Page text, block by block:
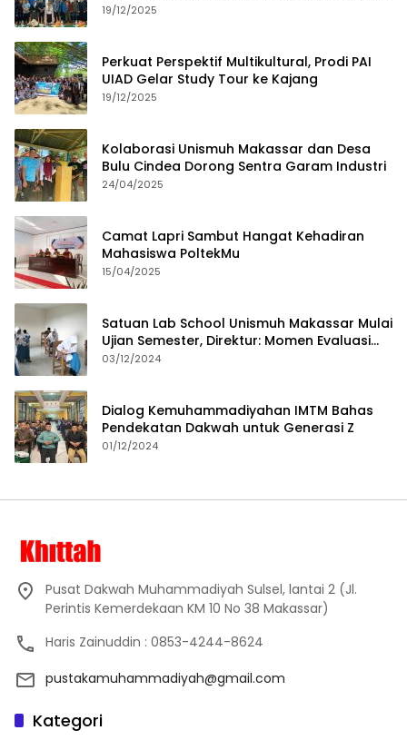
dan Budaya Lokal
19/12/2025
Perkuat Perspektif Multikultural, Prodi PAI
UIAD Gelar Study Tour ke Kajang
19/12/2025
Kolaborasi Unismuh Makassar dan Desa
Bulu Cindea Dorong Sentra Garam Industri
24/04/2025
Camat Lapri Sambut Hangat Kehadiran
Mahasiswa PoltekMu
15/04/2025
Satuan Lab School Unismuh Makassar Mulai
Ujian Semester, Direktur: Momen Evaluasi
Proses Pembelajaran
03/12/2024
Dialog Kemuhammadiyahan IMTM Bahas
Pendekatan Dakwah untuk Generasi Z
01/12/2024
Pusat Dakwah Muhammadiyah Sulsel, lantai 2 (Jl.
Perintis Kemerdekaan KM 10 No 38 Makassar)
Haris Zainuddin : 0853-4244-8624
pustakamuhammadiyah@gmail.com
Kategori